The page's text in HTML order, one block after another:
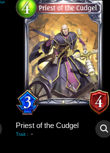
3
Priest of the Cudgel
Trait : -